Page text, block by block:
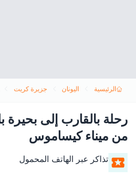
الرئيسية اليونان جزيرة كريت
رحلة بالقارب إلى
من ميناء كيساموس
تذاكر عبر الهاتف المحمول